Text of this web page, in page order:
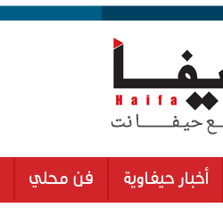
أخبار حيفاوية فن محلي